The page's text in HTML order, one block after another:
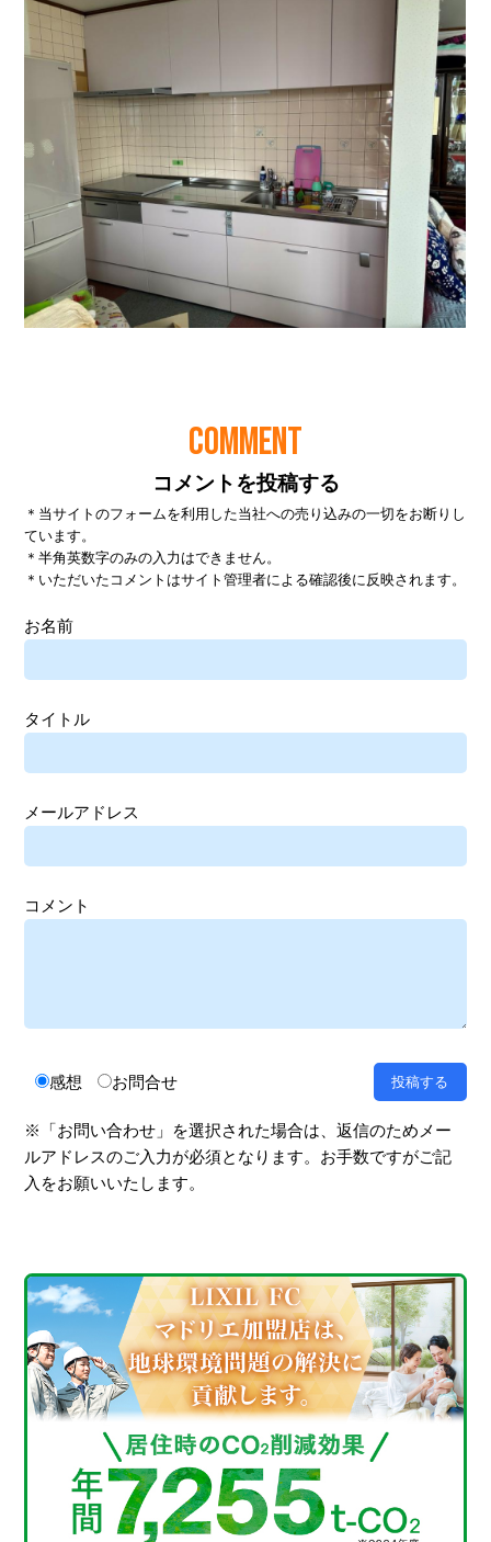
COMMENT
コメントを投稿する
＊当サイトのフォームを利用した当社への売り込みの一切をお断りし
ています。
＊半角英数字のみの入力はできません。
＊いただいたコメントはサイト管理者による確認後に反映されます。
お名前
タイトル
メールアドレス
コメント
感想 お問合せ
※「お問い合わせ」を選択された場合は、返信のためメー
ルアドレスのご入力が必須となります。お手数ですがご記
入をお願いいたします。